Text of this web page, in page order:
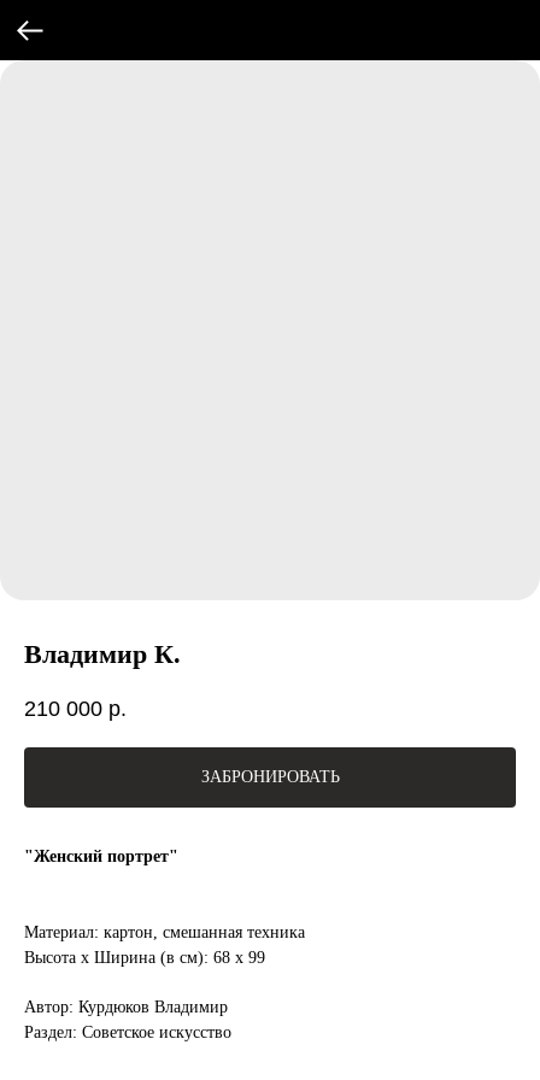
Владимир К.
210 000 р.
ЗАБРОНИРОВАТЬ
"Женский портрет"
Материал: картон, смешанная техника
Высота x Ширина (в см): 68 х 99
Автор: Курдюков Владимир
Раздел: Советское искусство